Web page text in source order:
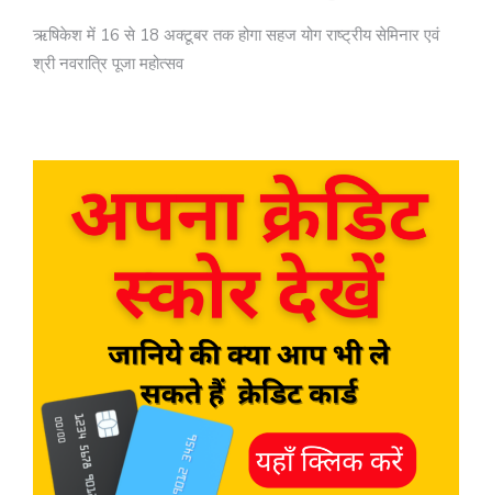
ऋषिकेश में 16 से 18 अक्टूबर तक होगा सहज योग राष्ट्रीय सेमिनार एवं
श्री नवरात्रि पूजा महोत्सव